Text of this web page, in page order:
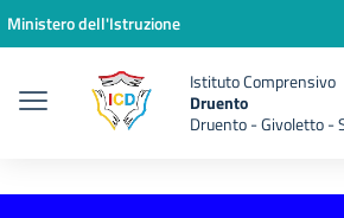
Vai ai contenuti
Vai al menu di navigazione
Vai al footer
Ministero dell'Istruzione
Istituto Comprensivo
Druento
Druento - Givoletto -